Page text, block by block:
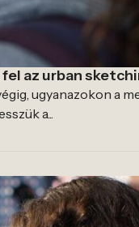
az urban
ugyanazokon a
a...